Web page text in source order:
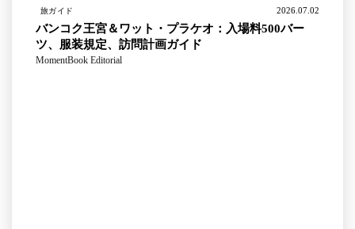
旅ガイド 2026.07.02
バンコク王宮＆ワット・プラケオ：入場料500バー
ツ、服装規定、訪問計画ガイド
MomentBook Editorial